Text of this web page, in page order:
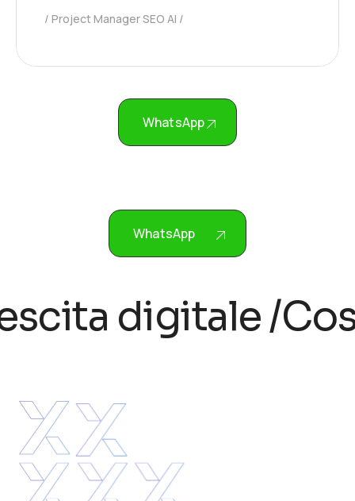
Project Manager SEO AI
WhatsApp
WhatsApp
digitale/